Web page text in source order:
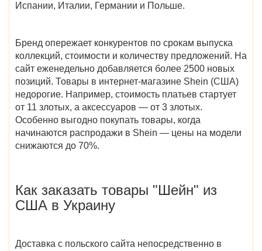
Испании, Италии, Германии и Польше.
Бренд опережает конкурентов по срокам выпуска
коллекций, стоимости и количеству предложений. На
сайт еженедельно добавляется более 2500 новых
позиций. Товары в интернет-магазине Shein (США)
недорогие. Например, стоимость платьев стартует
от 11 злотых, а аксессуаров — от 3 злотых.
Особенно выгодно покупать товары, когда
начинаются распродажи в Shein — цены на модели
снижаются до 70%.
Как заказать товары "Шейн" из
США в Украину
Доставка с польского сайта непосредственно в